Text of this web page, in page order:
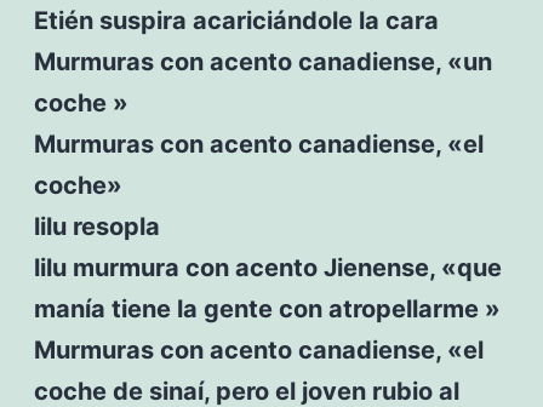
Etién suspira acariciándole la cara
Murmuras con acento canadiense, «un
coche »
Murmuras con acento canadiense, «el
coche»
lilu resopla
lilu murmura con acento Jienense, «que
manía tiene la gente con atropellarme »
Murmuras con acento canadiense, «el
coche de sinaí, pero el joven rubio al